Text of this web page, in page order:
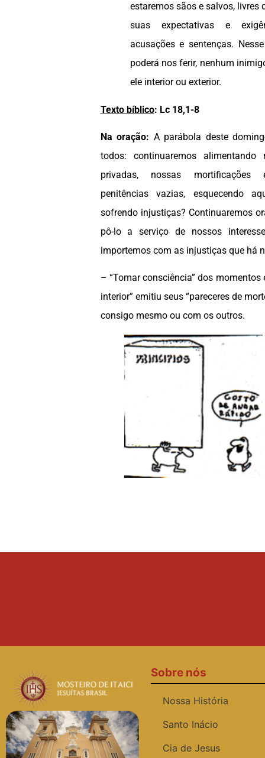
estaremos sãos e salvos, livres
suas expectativas e
acusações e sentenças.
poderá nos ferir, nenhum
ele interior ou exterior.
Texto bíblico: Lc 18,1-8
Na oração: A parábola deste
todos: continuaremos alimentando
privadas, nossas mortificações
penitências vazias, esquecendo
sofrendo injustiças? Continuaremos
pô-lo a serviço de nossos
importemos com as injustiças que há
– “Tomar consciência” dos momentos
interior” emitiu seus “pareceres de
consigo mesmo ou com os outros.
Sobre nós
Nossa História
Santo Inácio
Cia de Jesus